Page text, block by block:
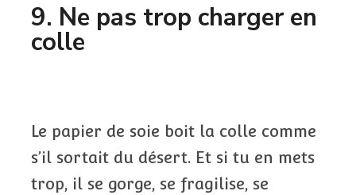
9. Ne pas trop charger en
colle
Le papier de soie boit la colle comme
s’il sortait du désert. Et si tu en mets
trop, il se gorge, se fragilise, se